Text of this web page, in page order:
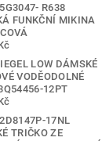
R638
FUNKČNÍ MIKINA
LOW DÁMSKÉ
VODĚODOLNÉ
12PT
17NL
TRIČKO ZE